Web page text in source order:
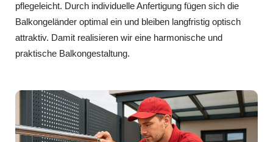
pflegeleicht. Durch individuelle Anfertigung fügen sich die
Balkongeländer optimal ein und bleiben langfristig optisch
attraktiv. Damit realisieren wir eine harmonische und
praktische Balkongestaltung.